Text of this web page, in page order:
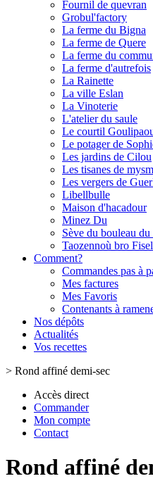
Fournil de quevran
Grobul'factory
La ferme du Bigna
La ferme de Quere
La ferme du
La ferme d'autrefois
La Rainette
La ville Eslan
La Vinoterie
L'atelier du saule
Le courtil
Le potager de
Les jardins de Cilou
Les tisanes de
Les vergers de
Libellbulle
Maison d'hacadour
Minez Du
Sève du bouleau
Taozennoù bro Fisel
Comment?
Commandes pas à
Mes factures
Mes Favoris
Contenants à
Nos dépôts
Actualités
Vos recettes
> Rond affiné demi-sec
Accès direct
Commander
Mon compte
Contact
Rond affiné